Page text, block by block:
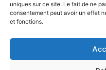
uniques sur ce site. Le fait de ne
consentement peut avoir un effet
et fonctions.
À